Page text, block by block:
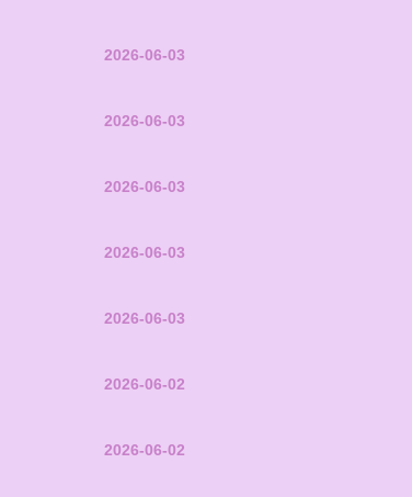
2026-06-03
2026-06-03
2026-06-03
2026-06-03
2026-06-03
2026-06-02
2026-06-02